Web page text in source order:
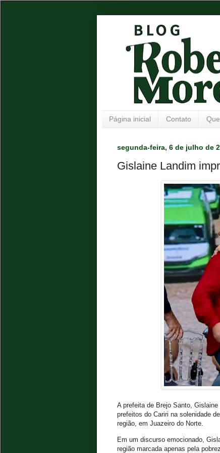
Página inicial Contato
segunda-feira, 6 de julho de
Gislaine Landim
A prefeita de Brejo Santo,
prefeitos do Cariri na solenidade
região, em Juazeiro do Norte.
Em um discurso emocionado,
região marcada apenas pela